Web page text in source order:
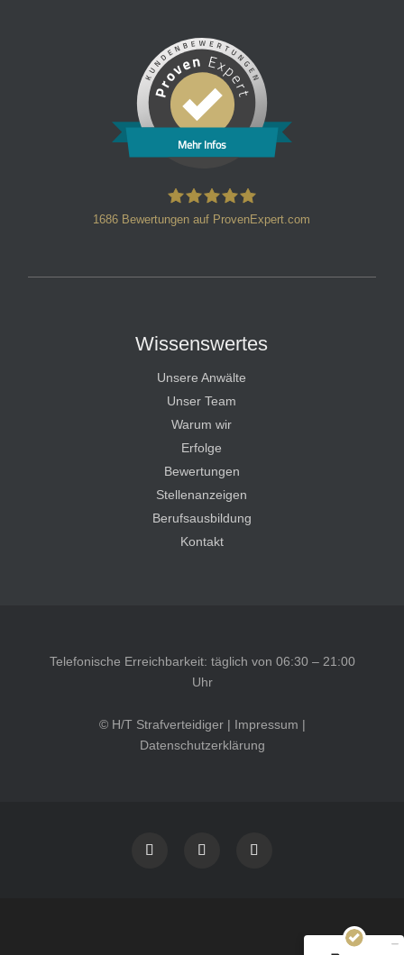
Mehr Infos
1686 Bewertungen auf ProvenExpert.com
Wissenswertes
Unsere Anwälte
Unser Team
Warum wir
Erfolge
Bewertungen
Stellenanzeigen
Berufsausbildung
Kontakt
Telefonische Erreichbarkeit: täglich von 06:30 – 21:00
Uhr
© H/T Strafverteidiger | Impressum |
Datenschutzerklärung